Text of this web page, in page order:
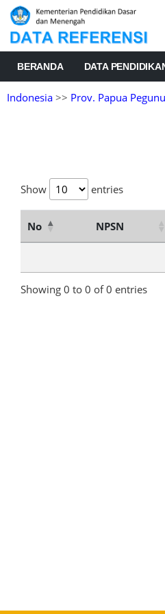
BERANDA DATA
Indonesia >> Prov. Papua
Show entries
No NPSN
Showing 0 to 0 of 0 entries